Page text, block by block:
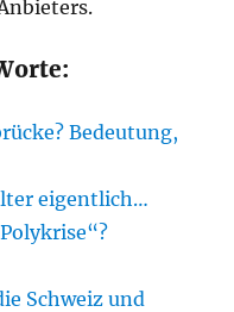
Bedeutung,
eigentlich…
Schweiz und